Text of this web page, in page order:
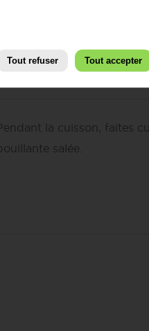
la cuisson, faites
bouillante salée.
Tout refuser Tout accepter